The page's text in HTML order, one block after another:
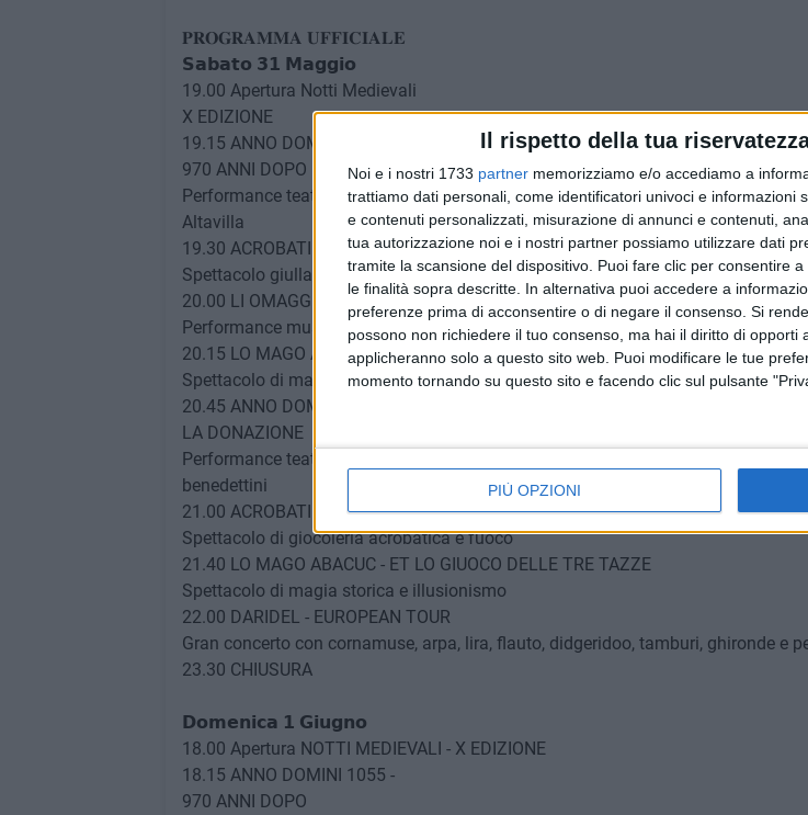
Il rispetto della tua
Noi e i nostri 1733 partner memorizziamo e/o accediamo a
trattiamo dati personali, come identificatori univoci e informazioni
e contenuti personalizzati, misurazione di annunci e contenuti,
tua autorizzazione noi e i nostri partner possiamo utilizzare dati
tramite la scansione del dispositivo. Puoi fare clic per consentire
le finalità sopra descritte. In alternativa puoi accedere a
preferenze prima di acconsentire o di negare il consenso. Si
possono non richiedere il tuo consenso, ma hai il diritto di
applicheranno solo a questo sito web. Puoi modificare le tue
momento tornando su questo sito e facendo clic sul pulsante
PIÙ OPZIONI
𝐏𝐑𝐎𝐆𝐑𝐀𝐌𝐌𝐀 𝐔𝐅𝐅𝐈𝐂𝐈𝐀𝐋𝐄
𝗦𝗮𝗯𝗮𝘁𝗼 𝟯𝟭 𝗠𝗮𝗴𝗴𝗶𝗼
19.00 Apertura Notti Medievali
X EDIZIONE
19.15 ANNO DOMINI 1055 -
970 ANNI DOPO
Performance teatrale legata alla ricostruzione della Chiesa ad opera del
Altavilla
19.30 ACROBATI DEL BORGO - BABELE
Spettacolo giullaresco - acrobatico
20.00 LI OMAGGI DELLI MUSICI
Performance musicale
20.15 LO MAGO ABACUC - ET COME NON
Spettacolo di magia storica e illusionismo
20.45 ANNO DOMINI 1092 -
LA DONAZIONE
Performance teatrale legata alla donazione effettuata dal normanno Ruggero
benedettini
21.00 ACROBATI DEL BORGO - IL PECCATO DEI GIULLARI
Spettacolo di giocoleria acrobatica e fuoco
21.40 LO MAGO ABACUC - ET LO GIUOCO DELLE TRE TAZZE
Spettacolo di magia storica e illusionismo
22.00 DARIDEL - EUROPEAN TOUR
Gran concerto con cornamuse, arpa, lira, flauto, didgeridoo, tamburi, ghironde e
23.30 CHIUSURA
𝗗𝗼𝗺𝗲𝗻𝗶𝗰𝗮 𝟭 𝗚𝗶𝘂𝗴𝗻𝗼
18.00 Apertura NOTTI MEDIEVALI - X EDIZIONE
18.15 ANNO DOMINI 1055 -
970 ANNI DOPO